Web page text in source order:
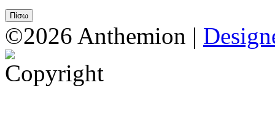
©2026 Anthemion |